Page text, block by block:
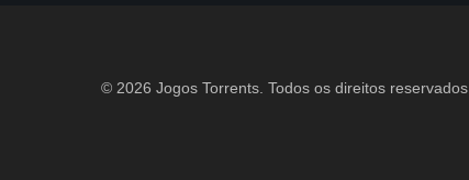
© 2026 Jogos Torrents. Todos os direitos reservados.